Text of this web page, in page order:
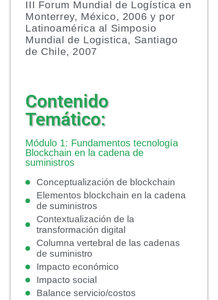
III Forum Mundial de Logística en
Monterrey, México, 2006 y por
Latinoamérica al Simposio
Mundial de Logistica, Santiago
de Chile, 2007
Contenido
Temático:
Módulo 1: Fundamentos tecnología
Blockchain en la cadena de
suministros
Conceptualización de blockchain
Elementos blockchain en la cadena
de suministros
Contextualización de la
transformación digital
Columna vertebral de las cadenas
de suministro
Impacto económico
Impacto social
Balance servicio/costos